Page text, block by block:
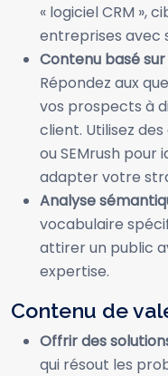
« logiciel CRM »,
entreprises avec
Contenu basé sur
Répondez aux
vos prospects à
client. Utilisez
ou SEMrush pour
adapter votre
Analyse
vocabulaire
attirer un public
expertise.
Contenu de
Offrir des
qui résout les